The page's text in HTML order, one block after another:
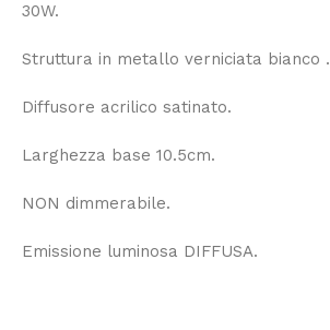
30W.
Struttura in metallo verniciata bianco .
Diffusore acrilico satinato.
Larghezza base 10.5cm.
NON dimmerabile.
Emissione luminosa DIFFUSA.